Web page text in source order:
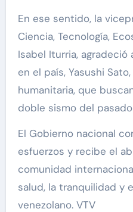
En ese sentido, la
Ciencia, Tecnología,
Isabel Iturria,
en el país, Yasushi
humanitaria, que
doble sismo del
El Gobierno nacional
esfuerzos y recibe el
comunidad
salud, la tranquilidad y
venezolano. VTV